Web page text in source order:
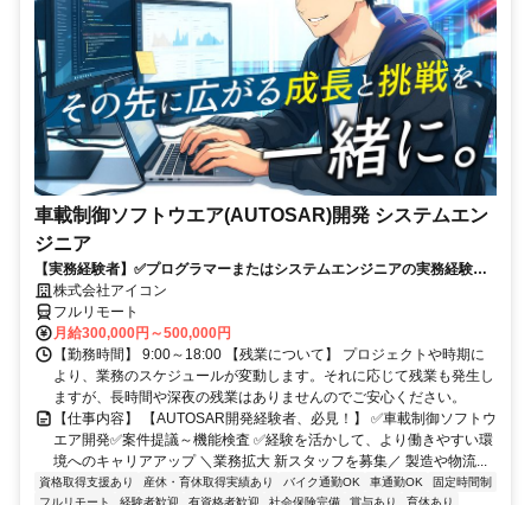
車載制御ソフトウエア(AUTOSAR)開発 システムエン
ジニア
【実務経験者】✅プログラマーまたはシステムエンジニアの実務経験✅C
言語の開発経験✅車載組込ソフトの開発経験✅AUTOSARコンフィグ設
計経験
株式会社アイコン
フルリモート
月給300,000円～500,000円
【勤務時間】 9:00～18:00 【残業について】 プロジェクトや時期に
より、業務のスケジュールが変動します。それに応じて残業も発生し
ますが、長時間や深夜の残業はありませんのでご安心ください。
【仕事内容】 【AUTOSAR開発経験者、必見！】 ✅車載制御ソフトウ
エア開発✅案件提議～機能検査 ✅経験を活かして、より働きやすい環
境へのキャリアアップ ＼業務拡大 新スタッフを募集／ 製造や物流...
資格取得支援あり 産休・育休取得実績あり バイク通勤OK 車通勤OK
固定時間制
フルリモート
経験者歓迎 有資格者歓迎 社会保険完備 賞与あり
育休あり